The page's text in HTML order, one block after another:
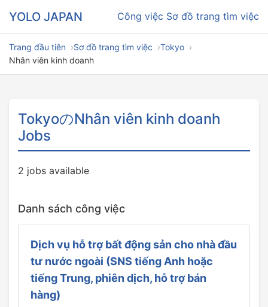
YOLO JAPAN Công việc Sơ đồ trang tìm việc
Trang đầu tiên Sơ đồ trang tìm việc
Tokyo
Nhân viên kinh doanh
TokyoのNhân viên kinh doanh
Jobs
2 jobs available
Danh sách công việc
Dịch vụ hỗ trợ bất động sản cho nhà đầu
tư nước ngoài (SNS tiếng Anh hoặc
tiếng Trung, phiên dịch, hỗ trợ bán
hàng)